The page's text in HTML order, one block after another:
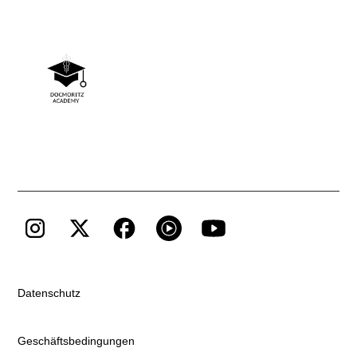
Datenschutz
Geschäftsbedingungen